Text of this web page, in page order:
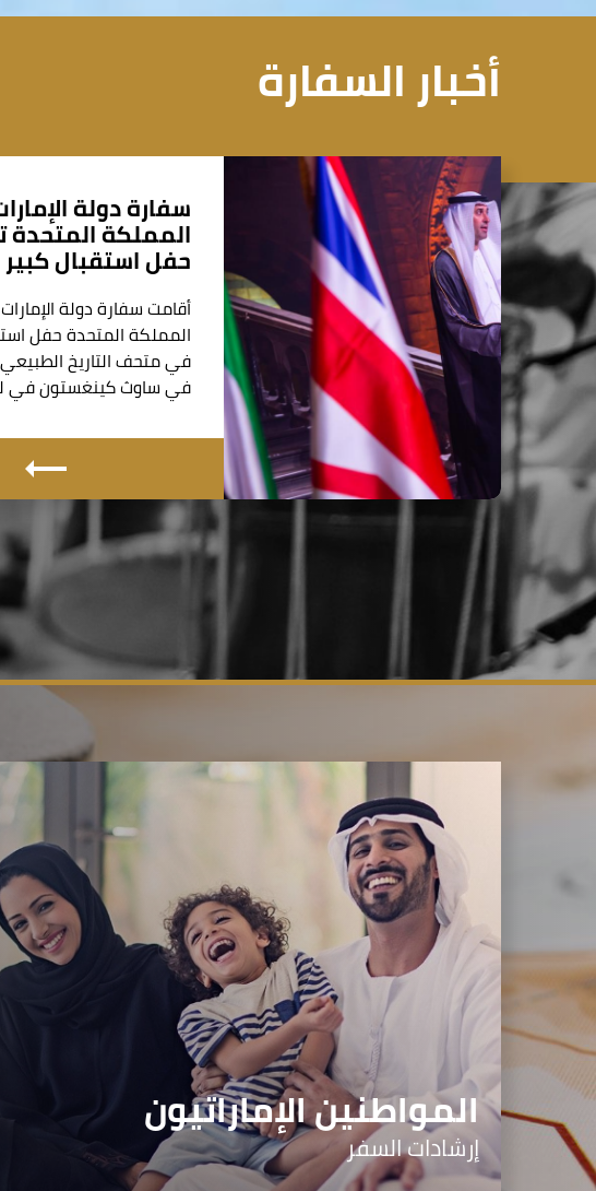
أخبار السفارة
سفارة دولة
المملكة المتحدة
حفل استقبال
أقامت سفارة دولة
المملكة المتحدة حفل
في متحف التاريخ
في ساوث كينغستون في
المواطنين الإماراتيون
إرشادات السفر